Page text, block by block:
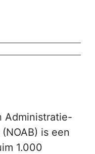
Administratie-
is een
1.000